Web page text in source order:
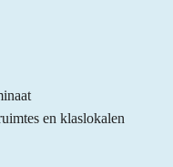
en klaslokalen